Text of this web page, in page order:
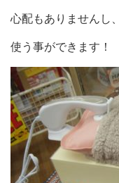
心配もありませんし
使う事ができます！